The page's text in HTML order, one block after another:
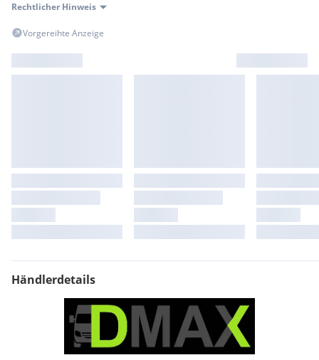
Rechtlicher Hinweis
Vorgereihte Anzeige
Händlerdetails